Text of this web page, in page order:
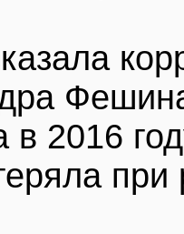
в 2016
при